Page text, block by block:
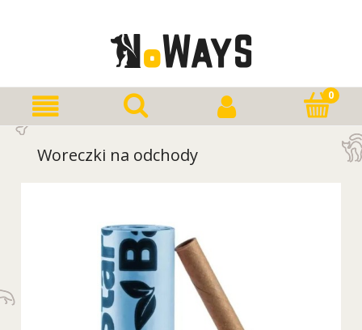
Woreczki na odchody